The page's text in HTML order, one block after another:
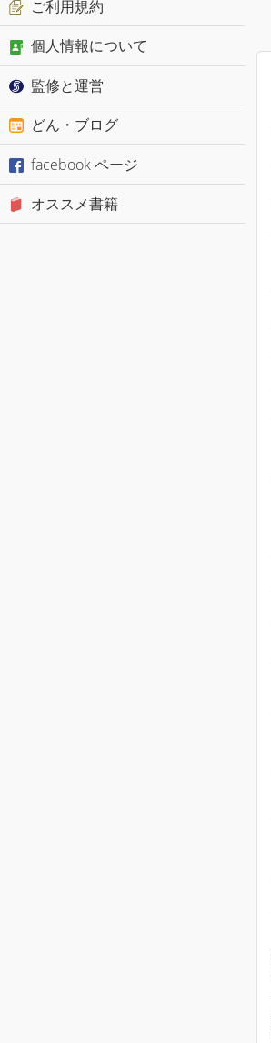
ご利用規約
個人情報について
監修と運営
どん・ブログ
facebook ページ
オススメ書籍